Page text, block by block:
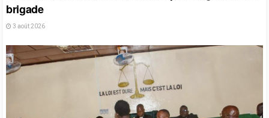
brigade
3 août 2026